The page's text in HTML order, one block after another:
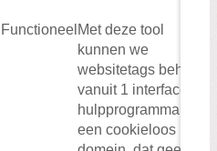
Functioneel Met deze tool
kunnen we
websitetags beheren
vanuit 1 interface. Dit
hulpprogramma is
een cookieloos